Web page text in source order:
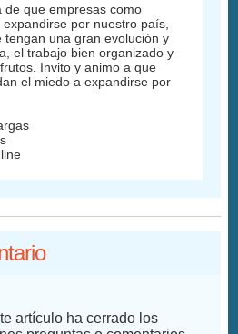
de que empresas como
por nuestro país,
tengan una gran evolución y
el trabajo bien organizado y
Invito y animo a que
el miedo a expandirse por
artículo ha cerrado los